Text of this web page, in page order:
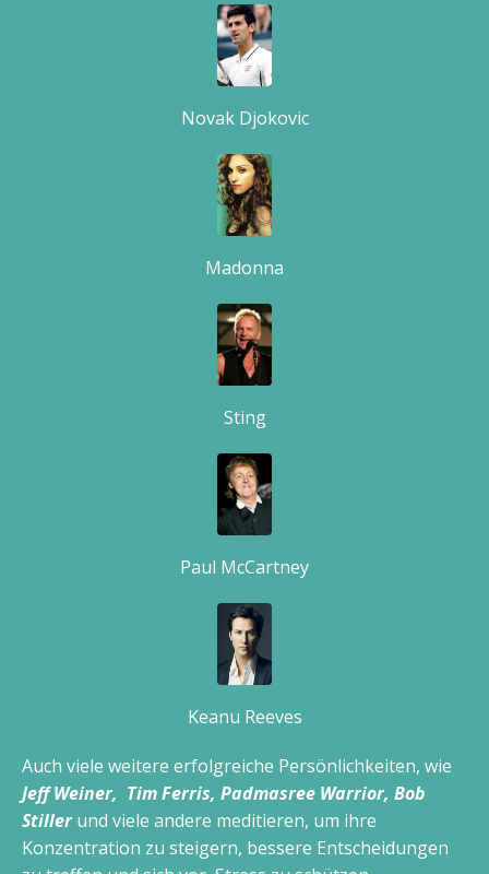
Novak Djokovic
Madonna
Sting
Paul McCartney
Keanu Reeves
Auch viele weitere erfolgreiche Persönlichkeiten, wie
Jeff Weiner, Tim Ferris, Padmasree Warrior, Bob
Stillerund viele andere meditieren, um ihre
Konzentration zu steigern, bessere Entscheidungen